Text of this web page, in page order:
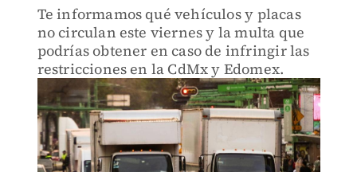
Te informamos qué vehículos y placas
no circulan este viernes y la multa que
podrías obtener en caso de infringir las
restricciones en la CdMx y Edomex.